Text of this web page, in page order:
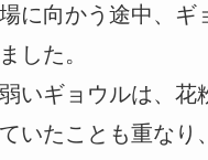
に向かう途中、
した。
いギョウルは、花
いたことも重なり